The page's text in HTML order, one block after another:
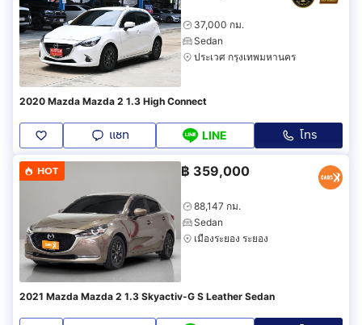
37,000 กม.
Sedan
ประเวศ กรุงเทพมหานคร
2020 Mazda Mazda 2 1.3 High Connect
แชท LINE โทร
HOT ฿ 359,000
88,147 กม.
Sedan
เมืองระยอง ระยอง
2021 Mazda Mazda 2 1.3 Skyactiv-G S Leather Sedan